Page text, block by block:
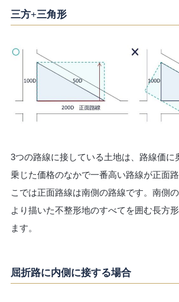
三方+三角形
3つの路線に接している土地は、路線価に
乗じた価格のなかで一番高い路線が正面
こでは正面路線は南側の路線です。南側
より描いた不整形地のすべてを囲む長方
ます。
屈折路に内側に接する場合